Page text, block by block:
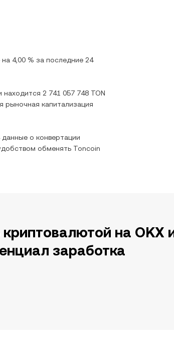
на 4,00 % за последние 24
находится 2 741 057 748 TON
рыночная капитализация
о конвертации
обменять Toncoin
на OKX
заработка